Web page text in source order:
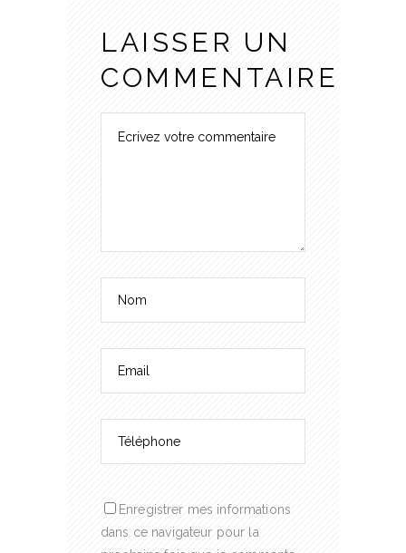
LAISSER UN
COMMENTAIRE
Enregistrer mes informations
dans ce navigateur pour la